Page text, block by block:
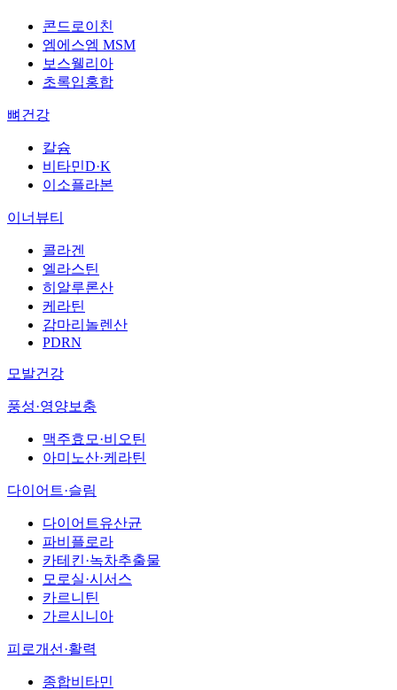
콘드로이친
엠에스엠 MSM
보스웰리아
초록입홍합
뼈건강
칼슘
비타민D·K
이소플라본
이너뷰티
콜라겐
엘라스틴
히알루론산
케라틴
감마리놀렌산
PDRN
모발건강
풍성·영양보충
맥주효모·비오틴
아미노산·케라틴
다이어트·슬림
다이어트유산균
파비플로라
카테킨·녹차추출물
모로실·시서스
카르니틴
가르시니아
피로개선·활력
종합비타민